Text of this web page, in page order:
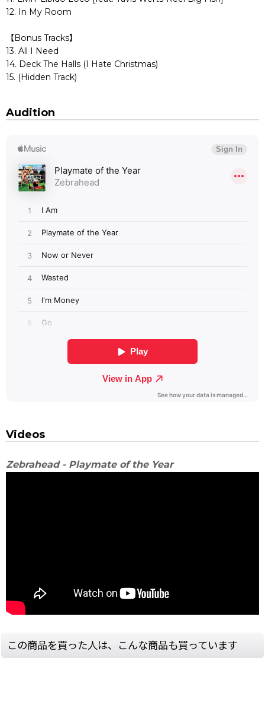
12. In My Room
【Bonus Tracks】
13. All I Need
14. Deck The Halls (I Hate Christmas)
15. (Hidden Track)
Audition
Videos
Zebrahead - Playmate of the Year
この商品を買った人は、こんな商品も買っています